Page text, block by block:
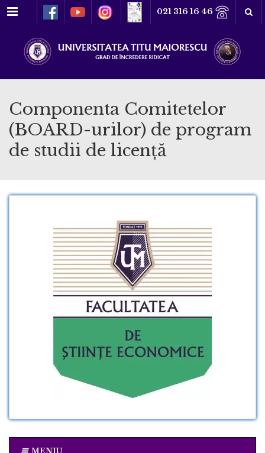
Meniu 021 316 16 46
Componenta Comitetelor
(BOARD-urilor) de program
de studii de licență
MENIU